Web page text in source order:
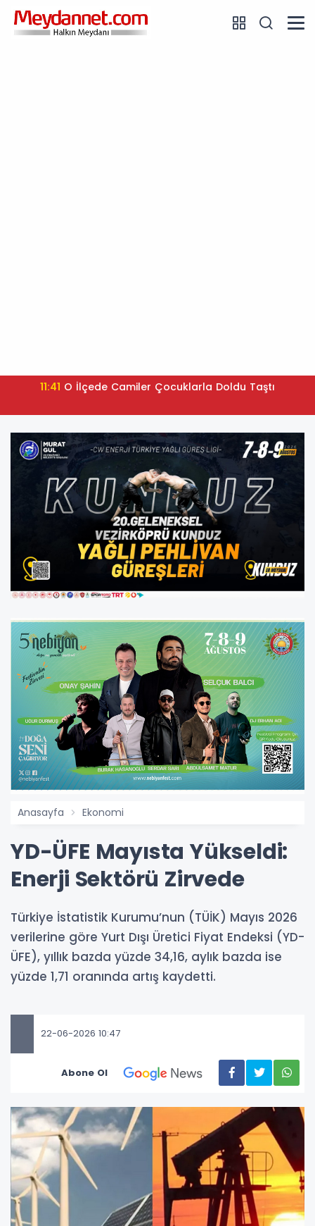
11:41 O İlçede Camiler Çocuklarla Doldu Taştı
Anasayfa Ekonomi
YD-ÜFE Mayısta Yükseldi:
Enerji Sektörü Zirvede
Türkiye İstatistik Kurumu’nun (TÜİK) Mayıs 2026
verilerine göre Yurt Dışı Üretici Fiyat Endeksi (YD-
ÜFE), yıllık bazda yüzde 34,16, aylık bazda ise
yüzde 1,71 oranında artış kaydetti.
22-06-2026 10:47
Abone Ol